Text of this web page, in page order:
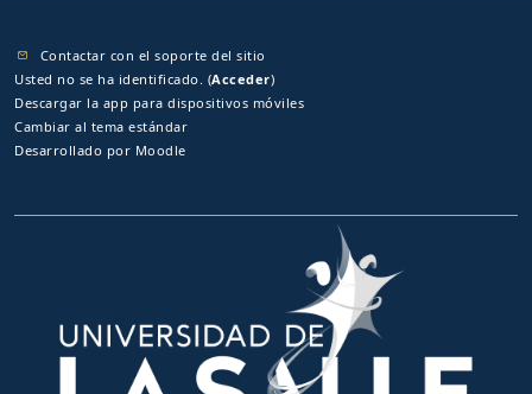
Contactar con el soporte del sitio
Usted no se ha identificado. (Acceder)
Descargar la app para dispositivos móviles
Cambiar al tema estándar
Desarrollado por Moodle